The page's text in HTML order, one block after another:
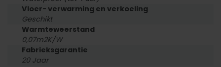
Vloer- verwarming en verkoeling
Geschikt
Warmteweerstand
0,07m2K/W
Fabrieksgarantie
20 Jaar